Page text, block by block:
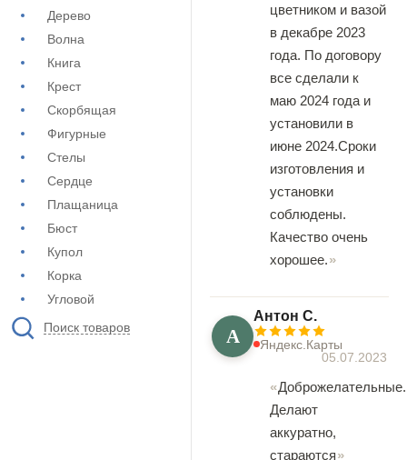
Дерево
Волна
Книга
Крест
Скорбящая
Фигурные
Стелы
Сердце
Плащаница
Бюст
Купол
Корка
Угловой
Поиск товаров
цветником и вазой
в декабре 2023
года. По договору
все сделали к
маю 2024 года и
установили в
июне 2024.Сроки
изготовления и
установки
соблюдены.
Качество очень
хорошее.
А
Антон С.
Яндекс.Карты
05.07.2023
Доброжелательные.
Делают
аккуратно,
стараются